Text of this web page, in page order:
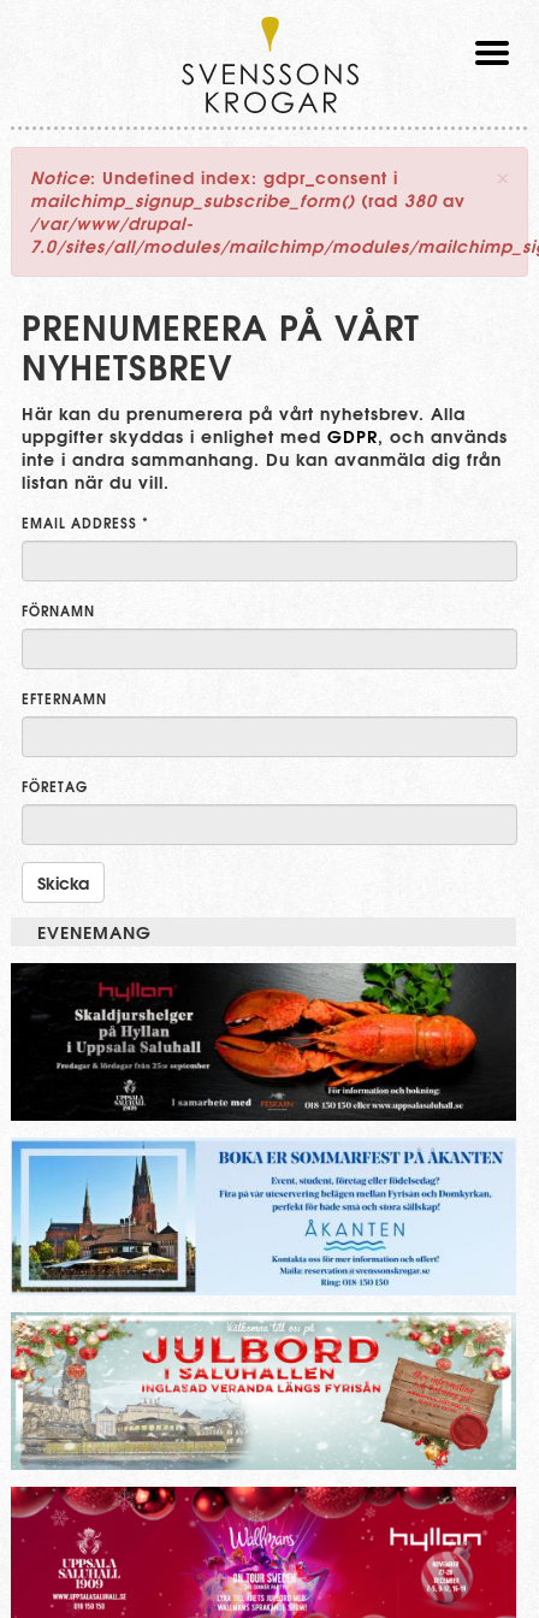
×
Notice: Undefined index: gdpr_consent i
mailchimp_signup_subscribe_form()(rad 380av
/var/www/drupal-
7.0/sites/all/modules/mailchimp/modules/
PRENUMERERA PÅ VÅRT
NYHETSBREV
Här kan du prenumerera på vårt nyhetsbrev. Alla
uppgifter skyddas i enlighet med GDPR, och används
inte i andra sammanhang. Du kan avanmäla dig från
listan när du vill.
Signup
EMAIL ADDRESS *
FÖRNAMN
EFTERNAMN
FÖRETAG
EVENEMANG